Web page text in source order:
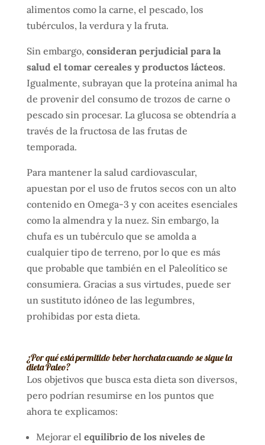
alimentos como la carne, el pescado, los
tubérculos, la verdura y la fruta.
Sin embargo, consideran perjudicial para la
salud el tomar cereales y productos lácteos.
Igualmente, subrayan que la proteína animal ha
de provenir del consumo de trozos de carne o
pescado sin procesar. La glucosa se obtendría a
través de la fructosa de las frutas de
temporada.
Para mantener la salud cardiovascular,
apuestan por el uso de frutos secos con un alto
contenido en Omega-3 y con aceites esenciales
como la almendra y la nuez. Sin embargo, la
chufa es un tubérculo que se amolda a
cualquier tipo de terreno, por lo que es más
que probable que también en el Paleolítico se
consumiera. Gracias a sus virtudes, puede ser
un sustituto idóneo de las legumbres,
prohibidas por esta dieta.
¿Por qué está permitido beber horchata cuando se sigue la
dieta Paleo?
Los objetivos que busca esta dieta son diversos,
pero podrían resumirse en los puntos que
ahora te explicamos:
Mejorar el equilibrio de los niveles de